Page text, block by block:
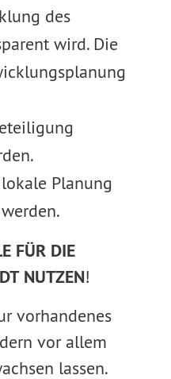
des
wird. Die
Planung
FÜR DIE
NUTZEN!
vorhandenes
vor allem
lassen.